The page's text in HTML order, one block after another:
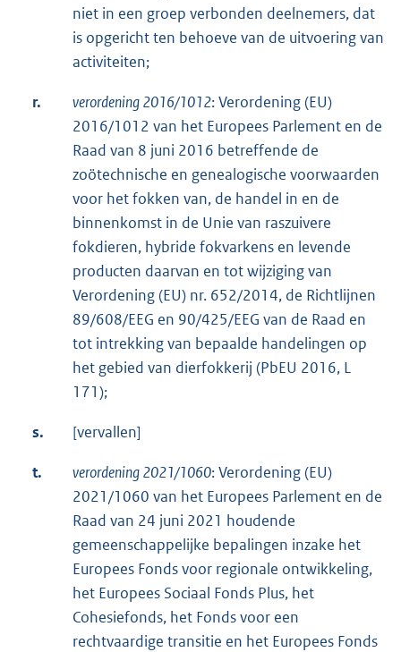
niet in een groep verbonden deelnemers, dat
is opgericht ten behoeve van de uitvoering van
activiteiten;
r. verordening 2016/1012: Verordening (EU)
2016/1012 van het Europees Parlement en de
Raad van 8 juni 2016 betreffende de
zoötechnische en genealogische voorwaarden
voor het fokken van, de handel in en de
binnenkomst in de Unie van raszuivere
fokdieren, hybride fokvarkens en levende
producten daarvan en tot wijziging van
Verordening (EU) nr. 652/2014, de Richtlijnen
89/608/EEG en 90/425/EEG van de Raad en
tot intrekking van bepaalde handelingen op
het gebied van dierfokkerij (PbEU 2016, L
171);
s. [vervallen]
t. verordening 2021/1060: Verordening (EU)
2021/1060 van het Europees Parlement en de
Raad van 24 juni 2021 houdende
gemeenschappelijke bepalingen inzake het
Europees Fonds voor regionale ontwikkeling,
het Europees Sociaal Fonds Plus, het
Cohesiefonds, het Fonds voor een
rechtvaardige transitie en het Europees Fonds